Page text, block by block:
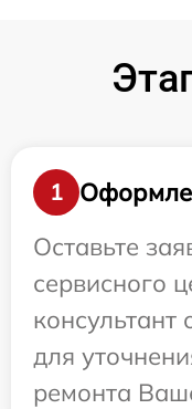
1
Оставьте
сервисного
консультант
для
ремонта